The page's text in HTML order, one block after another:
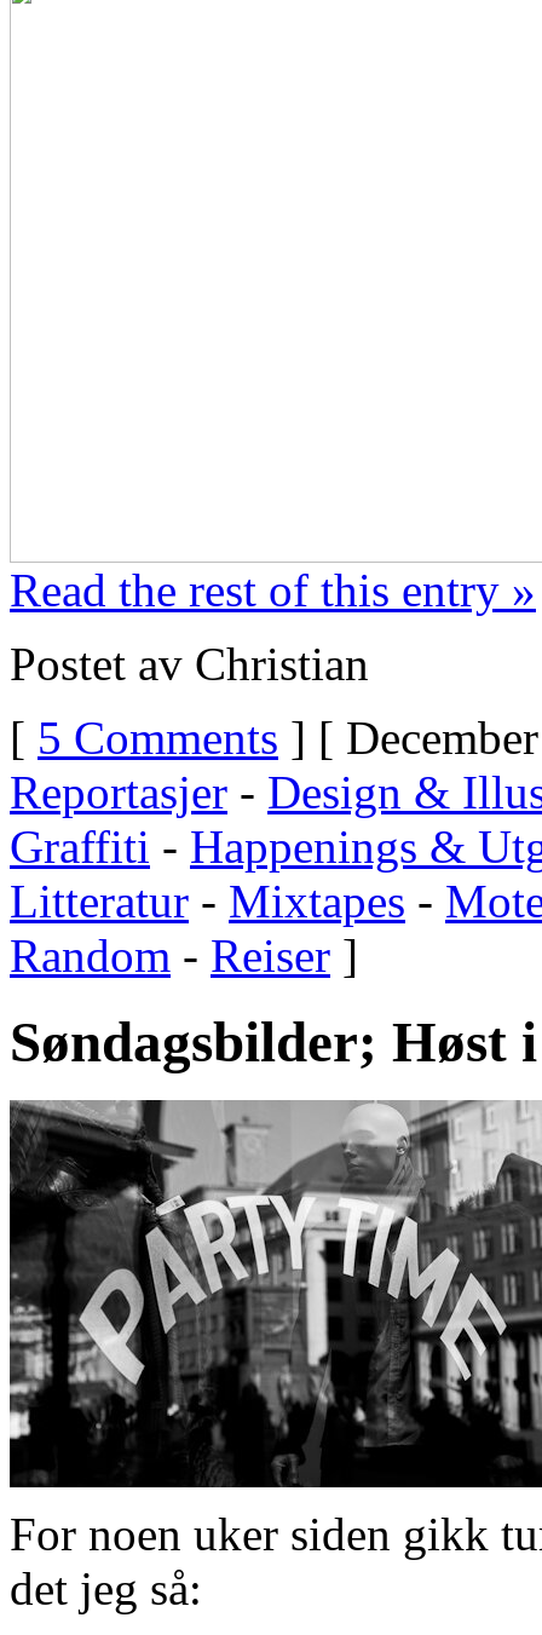
Read the rest of this entry »
Postet av Christian
[ 5 Comments ] [
Reportasjer - Design &
Graffiti - Happenings &
Litteratur - Mixtapes -
Random - Reiser ]
Søndagsbilder; Høst
For noen uker siden gikk
det jeg så: